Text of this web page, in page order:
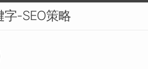
字-SEO策略